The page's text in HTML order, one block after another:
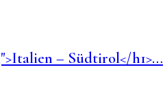
– Südtirol</h1>…